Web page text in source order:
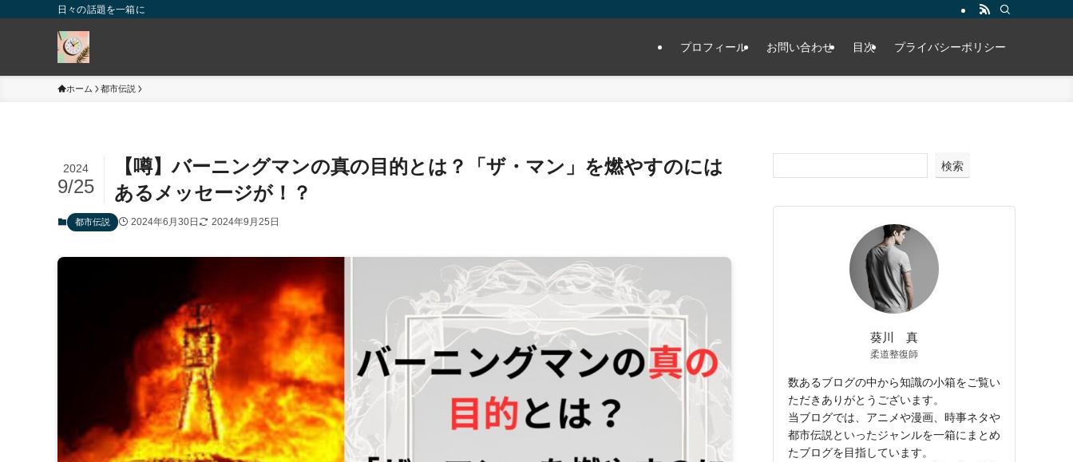
日々の話題を一箱に
プロフィール お問い合わせ 目次 プライバシーポリシー
ホーム 都市伝説
【噂】バーニングマンの真の目的とは？「ザ・マン」を燃やすのには
あるメッセージが！？
2024
9/25
都市伝説 2024年6月30日 2024年9月25日
検索
葵川 真
柔道整復師
数あるブログの中から知識の小箱をご覧い
ただきありがとうございます。
当ブログでは、アニメや漫画、時事ネタや
都市伝説といったジャンルを一箱にまとめ
たブログを目指しています。